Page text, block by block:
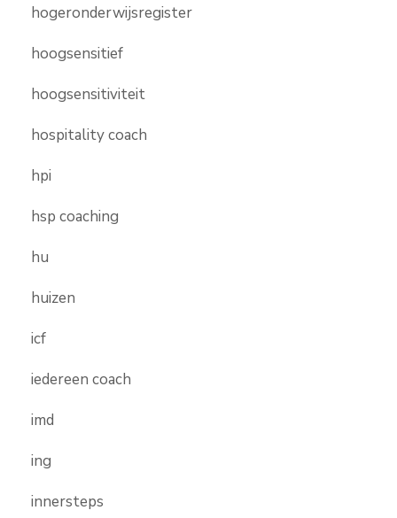
hogeronderwijsregister
hoogsensitief
hoogsensitiviteit
hospitality coach
hpi
hsp coaching
hu
huizen
icf
iedereen coach
imd
ing
innersteps